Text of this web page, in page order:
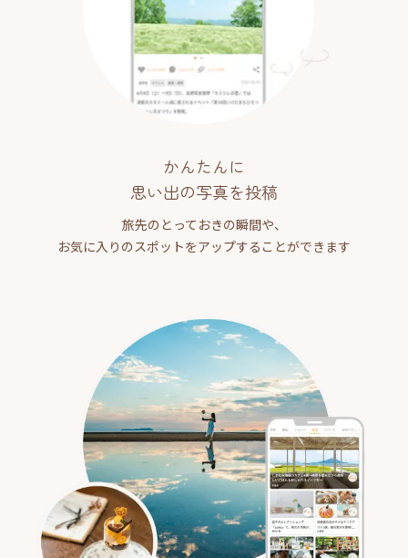
かんたんに
思い出の写真を投稿
旅先のとっておきの瞬間や、
お気に入りのスポットをアップすることができます